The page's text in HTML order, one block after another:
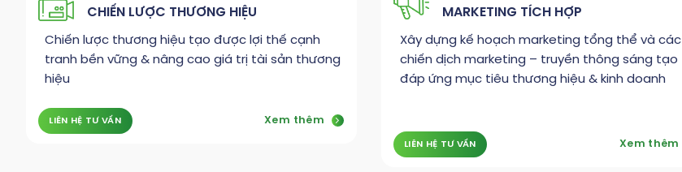
CHIẾN LƯỢC THƯƠNG HIỆU
Chiến lược thương hiệu tạo được lợi thế cạnh
tranh bền vững & nâng cao giá trị tài sản thương
hiệu
LIÊN HỆ TƯ VẤN Xem thêm
MARKETING TÍCH HỢP
Xây dựng kế hoạch marketing tổng thể và các
chiến dịch marketing – truyền thông sáng tạo
đáp ứng mục tiêu thương hiệu & kinh doanh
LIÊN HỆ TƯ VẤN Xem thêm